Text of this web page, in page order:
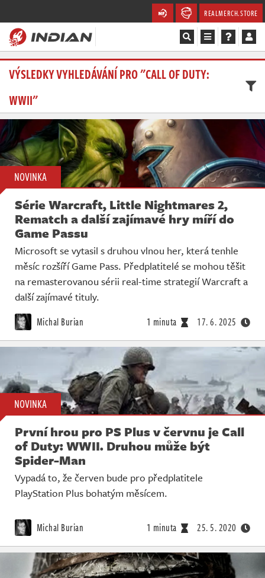
REALMERCH.STORE
Magazín
Recenze
Videa
Soutěže
Databáze
Komunita
Redakce
Živě
VÝSLEDKY VYHLEDÁVÁNÍ PRO "CALL OF DUTY:
WWII"
NOVINKA
Série Warcraft, Little Nightmares 2,
Rematch a další zajímavé hry míří do
Game Passu
Microsoft se vytasil s druhou vlnou her, která tenhle
měsíc rozšíří Game Pass. Předplatitelé se mohou těšit
na remasterovanou sérii real-time strategií Warcraft a
další zajímavé tituly.
Michal Burian 1 minuta 17. 6. 2025
NOVINKA
První hrou pro PS Plus v červnu je Call
of Duty: WWII. Druhou může být
Spider-Man
Vypadá to, že červen bude pro předplatitele
PlayStation Plus bohatým měsícem.
Michal Burian 1 minuta 25. 5. 2020